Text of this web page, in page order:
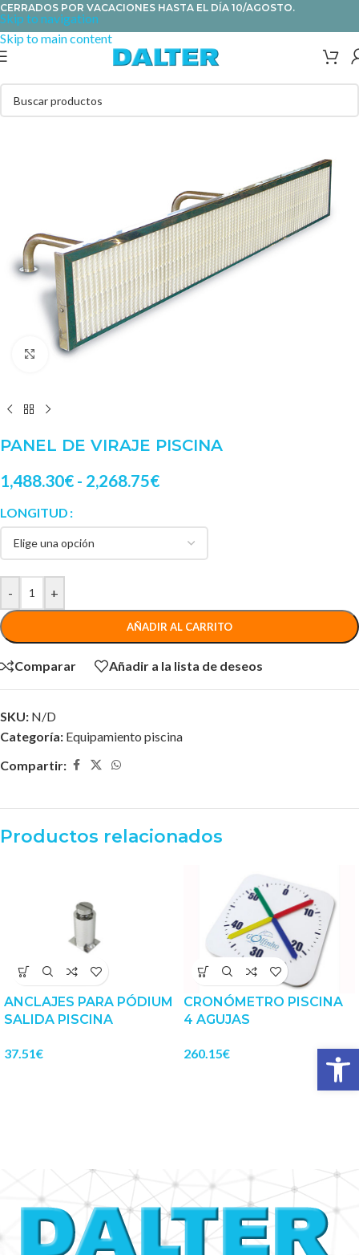
Skip to navigation
Skip to main content
CERRADOS POR VACACIONES HASTA EL DÍA 10/AGOSTO.
Clic para ampliar
PANEL DE VIRAJE PISCINA
1,488.30€ - 2,268.75€
LONGITUD
- +
AÑADIR AL CARRITO
Comparar Añadir a la lista de deseos
SKU: N/D
Categoría: Equipamiento piscina
Compartir:
Productos relacionados
ANCLAJES PARA PÓDIUM
SALIDA PISCINA
37.51€
CRONÓMETRO PISCINA
4 AGUJAS
260.15€ Abrir